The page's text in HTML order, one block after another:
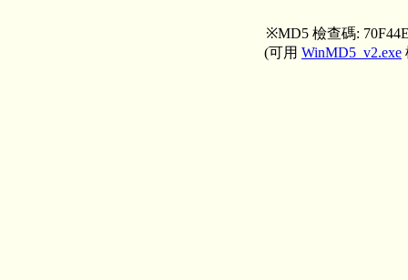
※MD5 檢查碼:
(可用 WinMD5_v2.exe